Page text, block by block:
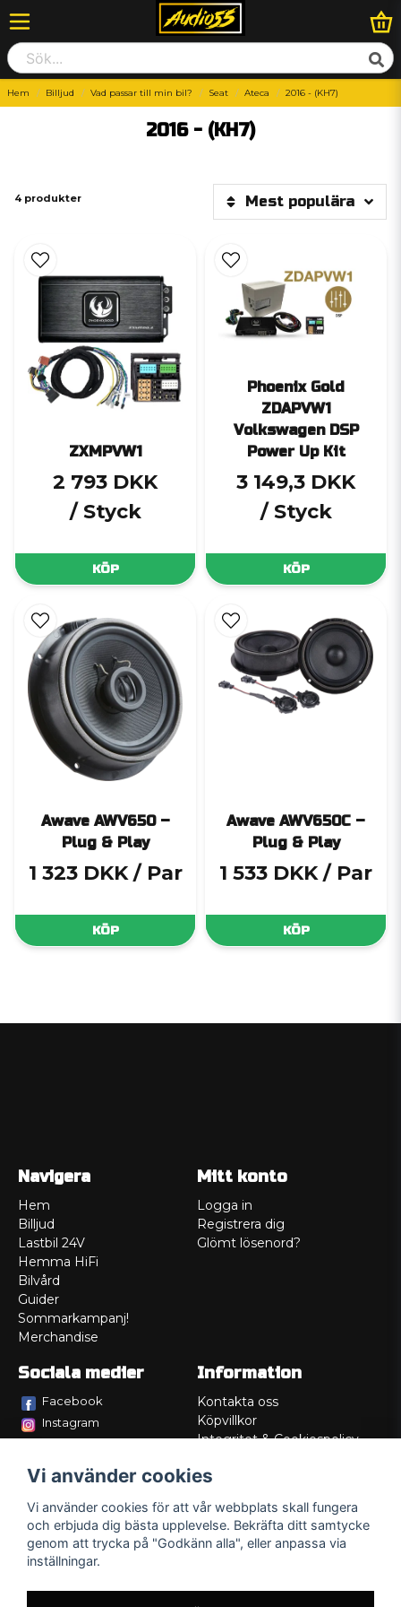
Hem Billjud Vad passar till min bil? Seat Ateca 2016 - (KH7)
2016 - (KH7)
4 produkter Mest populära
ZXMPVW1
2 793 DKK
/ Styck
KÖP
Phoenix Gold
ZDAPVW1
Volkswagen DSP
Power Up Kit
3 149,3 DKK
/ Styck
KÖP
Awave AWV650 –
Plug & Play
1 323 DKK / Par
KÖP
Awave AWV650C –
Plug & Play
1 533 DKK / Par
KÖP
Navigera
Hem
Billjud
Lastbil 24V
Hemma HiFi
Bilvård
Guider
Sommarkampanj!
Merchandise
Mitt konto
Logga in
Registrera dig
Glömt lösenord?
Sociala medier
Facebook
Instagram
Information
Kontakta oss
Köpvillkor
Integritet & Cookiespolicy
Service/Garanti
Lådritning
Om oss
Vi använder cookies
Vi använder cookies för att vår webbplats skall fungera
och erbjuda dig bästa upplevelse. Bekräfta ditt samtycke
genom att trycka på "Godkänn alla", eller anpassa via
inställningar.